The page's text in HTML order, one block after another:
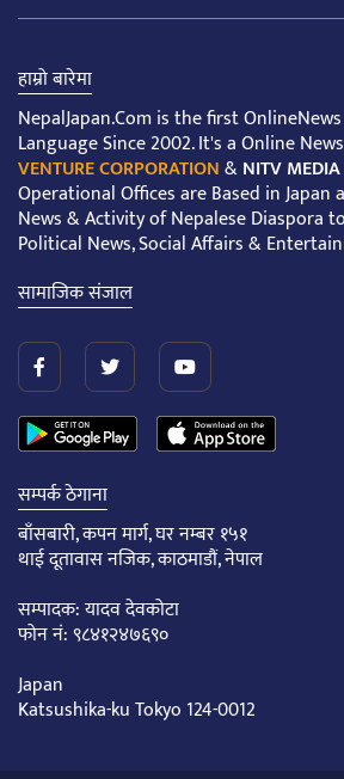
हाम्रो बारेमा
NepalJapan.Com is the first
Language Since 2002. It's a Online
VENTURE CORPORATION&NITV
Operational Offices are Based in Japan
News & Activity of Nepalese Diaspora
Political News, Social Affairs &
सामाजिक संजाल
सम्पर्क ठेगाना
बाँसबारी, कपन मार्ग, घर नम्बर १५१
थाई दूतावास नजिक, काठमाडौं, नेपाल
सम्पादक: यादव देवकोटा
फोन नं: ९८४१२४७६९०
Japan
Katsushika-ku Tokyo 124-0012